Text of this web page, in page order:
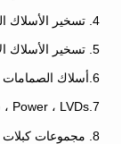
4. تسخير الأسلاك الصناعية
5. تسخير الأسلاك الأجهزة المنزلية
6.أسلاك الصمامات ، لعبة تسخير الأسلاك آلة
7.Power ، LVDs ، شقة RCA ، تسخير كابل USB
8. مجموعات كبلات التحكم ولوحة الأسلاك